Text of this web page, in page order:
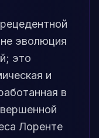
эволюция
это
и
в
Лоренте